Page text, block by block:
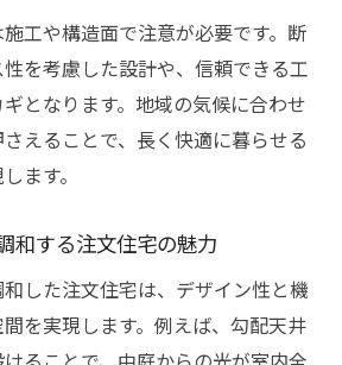
工や構造面で注意が必要です。断
を考慮した設計や、信頼できる工
となります。地域の気候に合わせ
えることで、長く快適に暮らせる
ます。
和する注文住宅の魅力
した注文住宅は、デザイン性と機
を実現します。例えば、勾配天井